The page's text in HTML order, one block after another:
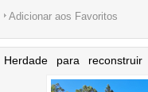
Adicionar aos Favoritos
Herdade para